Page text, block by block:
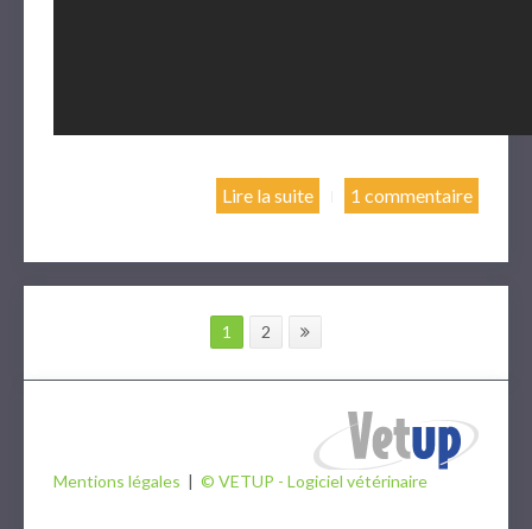
Lire la suite 1 commentaire
1 2
Mentions légales | © VETUP - Logiciel vétérinaire